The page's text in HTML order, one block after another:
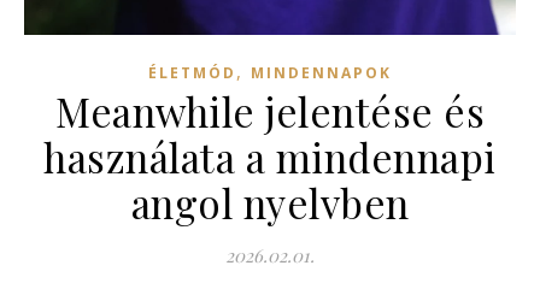
ÉLETMÓD , MINDENNAPOK
Meanwhile jelentése és
használata a mindennapi
angol nyelvben
2026.02.01.